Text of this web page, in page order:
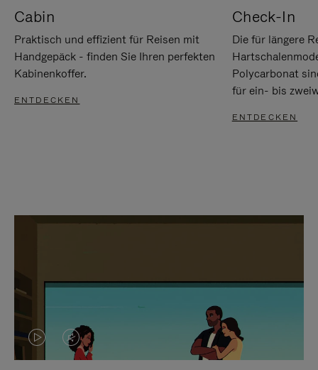
Cabin
Praktisch und effizient für Reisen mit
Handgepäck - finden Sie Ihren perfekten
Kabinenkoffer.
ENTDECKEN
Check-In
Die für längere
Polycarbonat
für ein- bis
ENTDECKEN
DASVIDEO